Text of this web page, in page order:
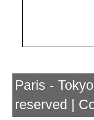
Paris -
reserved |